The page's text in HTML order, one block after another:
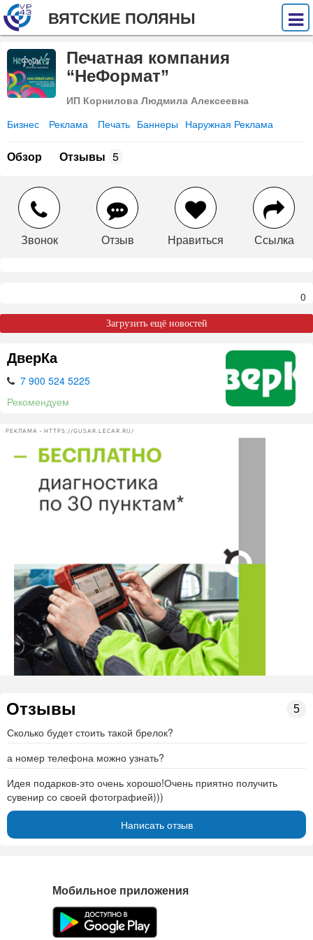
ВЯТСКИЕ ПОЛЯНЫ
Печатная компания
“НеФормат”
ИП Корнилова Людмила Алексеевна
Бизнес Реклама Печать Баннеры Наружная Реклама
Обзор Отзывы 5
Звонок Отзыв Нравиться Ссылка
0
Загрузить ещё новостей
ДверКа
7 900 524 5225
Рекомендуем
РЕКЛАМА • HTTPS://GUSAR.LECAR.RU/
Отзывы 5
Сколько будет стоить такой брелок?
а номер телефона можно узнать?
Идея подарков-это очень хорошо!Очень приятно получить
сувенир со своей фотографией)))
Написать отзыв
Мобильное приложения